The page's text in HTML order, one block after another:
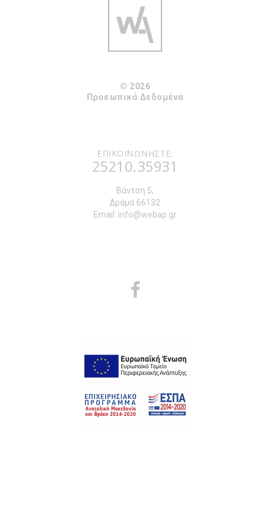
© 2026
Προσωπικά Δεδομένα
ΕΠΙΚΟΙΝΩΝΗΣΤΕ:
25210.35931
Βάντση 5,
Δράμα 66132
Email: info@webap.gr